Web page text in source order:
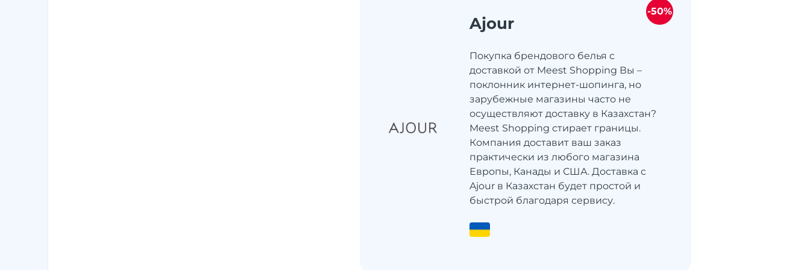
Ajour
Покупка брендового белья с
доставкой от Meest Shopping Вы –
поклонник интернет-шопинга, но
зарубежные магазины часто не
осуществляют доставку в Казахстан?
Meest Shopping стирает границы.
Компания доставит ваш заказ
практически из любого магазина
Европы, Канады и США. Доставка с
Ajour в Казахстан будет простой и
быстрой благодаря сервису.
-50%